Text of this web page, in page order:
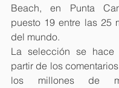
Beach, en Punta
puesto 19 entre las 25
del mundo.
La selección se hace
partir de los
los millones de